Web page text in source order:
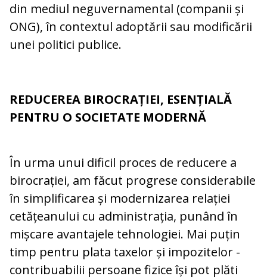
din mediul neguvernamental (companii și
ONG), în contextul adoptării sau modificării
unei politici publice.
REDUCEREA BIROCRAȚIEI, ESENȚIALĂ
PENTRU O SOCIETATE MODERNĂ
În urma unui dificil proces de reducere a
birocrației, am făcut progrese considerabile
în simplificarea și modernizarea relației
cetățeanului cu administrația, punând în
mișcare avantajele tehnologiei. Mai puțin
timp pentru plata taxelor și impozitelor -
contribuabilii persoane fizice își pot plăti